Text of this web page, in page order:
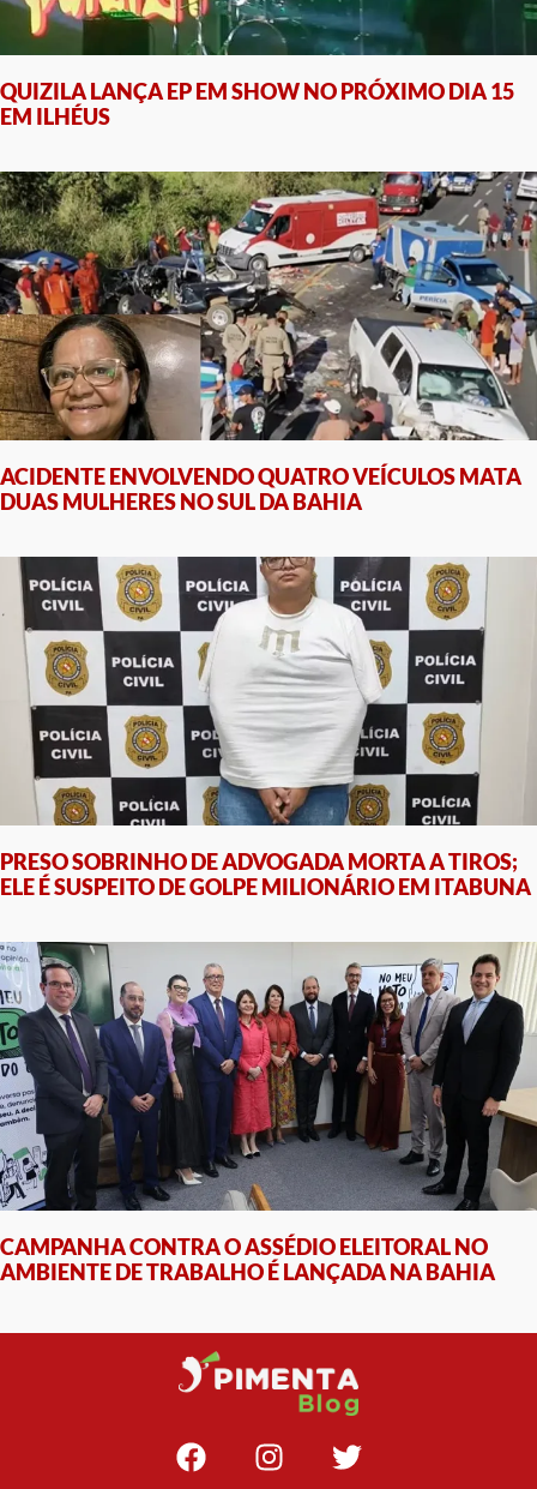
QUIZILA LANÇA EP EM SHOW NO PRÓXIMO DIA 15
EM ILHÉUS
ACIDENTE ENVOLVENDO QUATRO VEÍCULOS MATA
DUAS MULHERES NO SUL DA BAHIA
PRESO SOBRINHO DE ADVOGADA MORTA A TIROS;
ELE É SUSPEITO DE GOLPE MILIONÁRIO EM ITABUNA
CAMPANHA CONTRA O ASSÉDIO ELEITORAL NO
AMBIENTE DE TRABALHO É LANÇADA NA BAHIA